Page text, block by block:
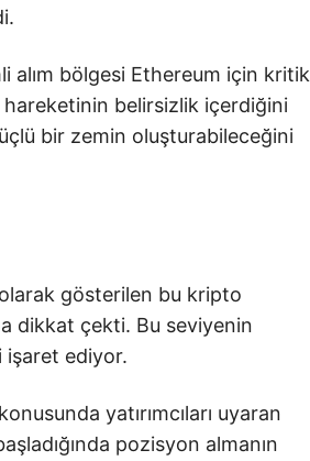
alım bölgesi Ethereum için kritik
hareketinin belirsizlik içerdiğini
bir zemin oluşturabileceğini
gösterilen bu kripto
dikkat çekti. Bu seviyenin
işaret ediyor.
yatırımcıları uyaran
pozisyon almanın